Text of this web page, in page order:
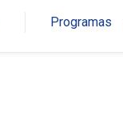
Programas